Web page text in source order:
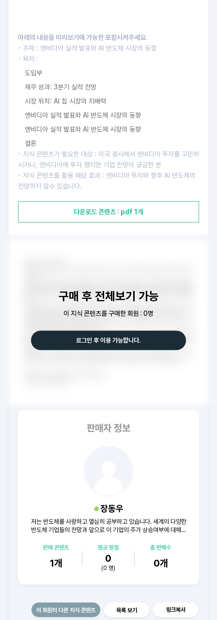
판매자 정보
장동우
저는 반도체를 사랑하고 열심히 공부하고 있습니다. 세계의 다양한
반도체 기업들의 전망과 앞으로 이 기업의 주가 상승여부에 대해서
했으면 좋겠습니다.
판매 콘텐츠
1개
평균 평점
0
(0 명)
총 판매수
0개
아래의 내용을 미리보기에 가능한 포함시켜주세요.
- 주제 : 엔비디아 실적 발표와 AI 반도체 시장의 동향
- 목차 :
도입부
재무 성과: 3분기 실적 전망
시장 위치: AI 칩 시장의 지배력
엔비디아 실적 발표와 AI 반도체 시장의 동향
엔비디아 실적 발표와 AI 반도체 시장의 동향
결론
- 지식 콘텐츠가 필요한 대상 : 미국 증시에서 엔비디아 투자를 고민하
시거나, 엔비디아에 투자 했지만 기업 전망이 궁금한 분
- 지식 콘텐츠를 활용 예상 효과 : 엔비디아 투자와 향후 AI 반도체의
전망까지 알수 있습니다.
다운로드 콘텐츠 : pdf 1개
구매 후 전체보기 가능
이 지식 콘텐츠를 구매한 회원 : 0명
로그인 후 이용 가능합니다.
이 회원의 다른 지식 콘텐츠 목록 보기 링크복사